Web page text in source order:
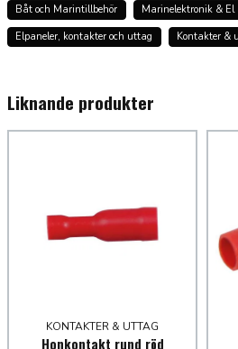
Liknande produkter
KONTAKTER & UTTAG
Honkontakt rund röd
email
Ja, ni får publicera min fråga
Båt och Marintillbehör Marinelektronik & El
Elpaneler, kontakter och uttag
Kontakter &